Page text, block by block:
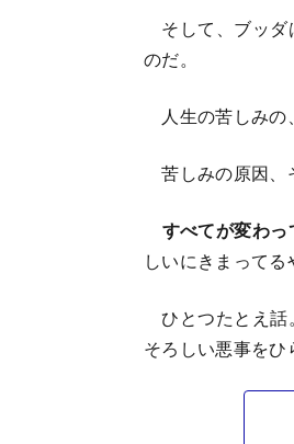
そして、ブッダ
のだ。
人生の苦しみの
苦しみの原因、
すべてが変わっ
しいにきまってる
ひとつたとえ話
そろしい悪事をひ